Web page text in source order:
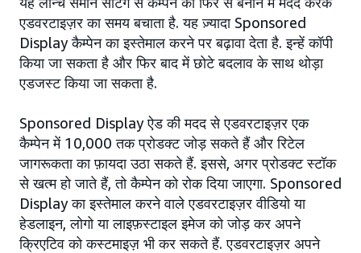
एडवरटाइज़र का समय बचाता है. यह ज़्यादा Sponsored
Display कैम्पेन का इस्तेमाल करने पर बढ़ावा देता है. इन्हें कॉपी
किया जा सकता है और फिर बाद में छोटे बदलाव के साथ थोड़ा
एडजस्ट किया जा सकता है.
Sponsored Display ऐड की मदद से एडवरटाइज़र एक
कैम्पेन में 10,000 तक प्रोडक्ट जोड़ सकते हैं और रिटेल
जागरूकता का फ़ायदा उठा सकते हैं. इससे, अगर प्रोडक्ट स्टॉक
से खत्म हो जाते हैं, तो कैम्पेन को रोक दिया जाएगा. Sponsored
Display का इस्तेमाल करने वाले एडवरटाइज़र वीडियो या
हेडलाइन, लोगो या लाइफ़स्टाइल इमेज को जोड़ कर अपने
क्रिएटिव को कस्टमाइज़ भी कर सकते हैं. एडवरटाइज़र अपने